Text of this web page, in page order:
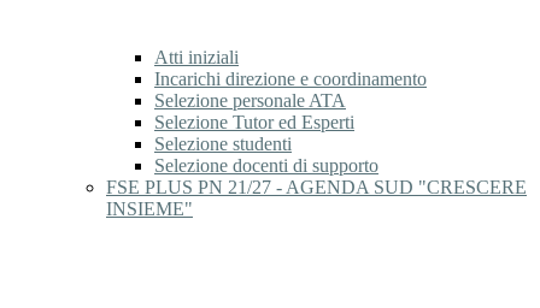
Atti iniziali
Incarichi direzione e coordinamento
Selezione personale ATA
Selezione Tutor ed Esperti
Selezione studenti
Selezione docenti di supporto
FSE PLUS PN 21/27 - AGENDA SUD "CRESCERE
INSIEME"